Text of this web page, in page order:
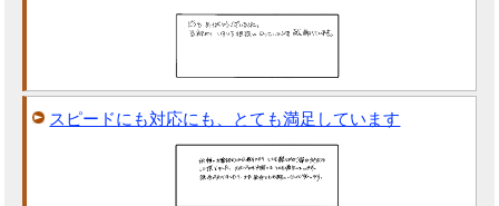
スピードにも対応にも、とても満足しています